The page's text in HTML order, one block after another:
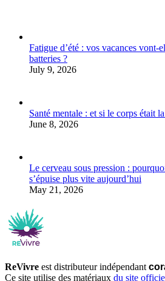
Fatigue d’été : vos vacances vont-
batteries ?
July 9, 2026
Santé mentale : et si le corps était
June 8, 2026
Le cerveau sous pression :
s’épuise plus vite aujourd’hui
May 21, 2026
ReVivre est distributeur indépendant
Ce site utilise des matériaux du site